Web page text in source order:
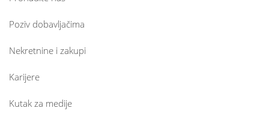
Poziv dobavljačima
Nekretnine i zakupi
Karijere
Kutak za medije